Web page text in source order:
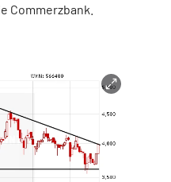
Commerzbank.